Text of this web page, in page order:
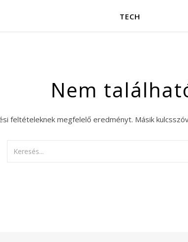
TECH
Nem
feltételeknek megfelelő eredményt. Másik